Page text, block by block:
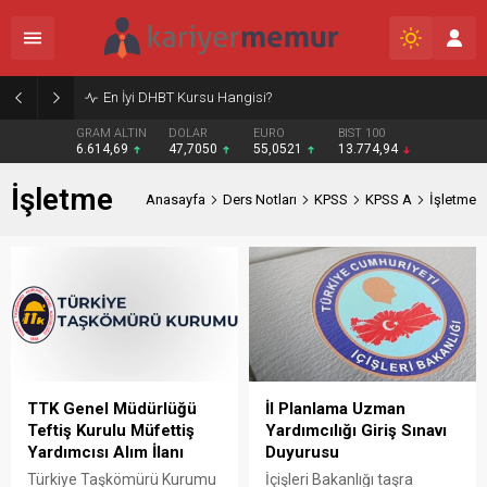
En İyi DHBT Kursu Hangisi?
GRAM ALTIN
6.614,69
DOLAR
47,7050
EURO
55,0521
BIST 100
13.774,94
İşletme Anasayfa Ders Notları KPSS KPSS A İşletme
TTK Genel Müdürlüğü
Teftiş Kurulu Müfettiş
Yardımcısı Alım İlanı
Türkiye Taşkömürü Kurumu
İl Planlama Uzman
Yardımcılığı Giriş Sınavı
Duyurusu
İçişleri Bakanlığı taşra